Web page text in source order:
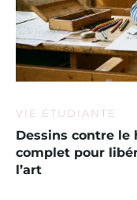
VIE ÉTUDIANTE
Dessins contre le
complet pour
l’art